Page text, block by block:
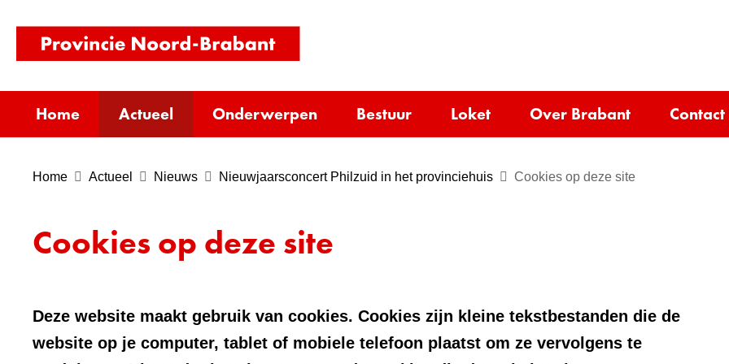
inhoud
homepage)
Home Actueel Onderwerpen Bestuur Loket Over Brabant Contact
Home Actueel Nieuws Nieuwjaarsconcert Philzuid in het provinciehuis Cookies op deze site
Cookies op deze site
Deze website maakt gebruik van cookies. Cookies zijn kleine tekstbestanden die de
website op je computer, tablet of mobiele telefoon plaatst om ze vervolgens te